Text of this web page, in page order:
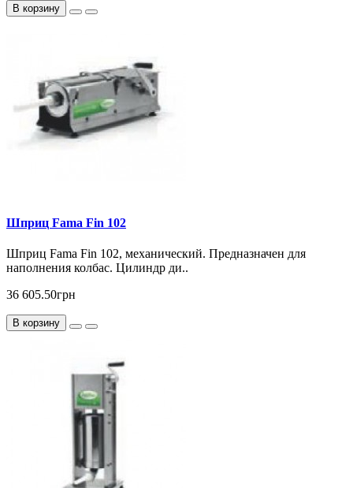
В корзину
Шприц Fama Fin 102
Шприц Fama Fin 102, механический. Предназначен для
наполнения колбас. Цилиндр ди..
36 605.50грн
В корзину